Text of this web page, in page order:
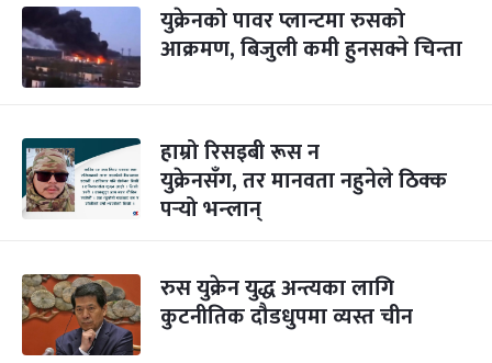
युक्रेनको पावर प्लान्टमा रुसको
आक्रमण, बिजुली कमी हुनसक्ने चिन्ता
हाम्रो रिसइबी रूस न
युक्रेनसँग, तर मानवता नहुनेले ठिक्क
पर्‍यो भन्लान्
रुस युक्रेन युद्ध अन्त्यका लागि
कुटनीतिक दौडधुपमा व्यस्त चीन